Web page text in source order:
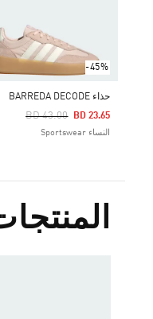
-45%
حذاء BARREDA DECODE
Reduced From
BD 43.00
To BD 23.65
النساء Sportswear